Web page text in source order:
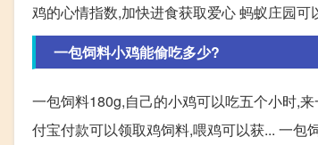
鸡的心情指数,加快进食获取爱心 蚂蚁庄园
一包饲料小鸡能偷吃多少?
一包饲料180g,自己的小鸡可以吃五个小时,
付宝付款可以领取鸡饲料,喂鸡可以获... 一包